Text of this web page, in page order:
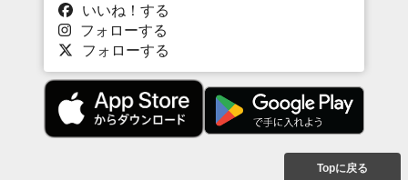
いいね！する
フォローする
フォローする
Topに戻る